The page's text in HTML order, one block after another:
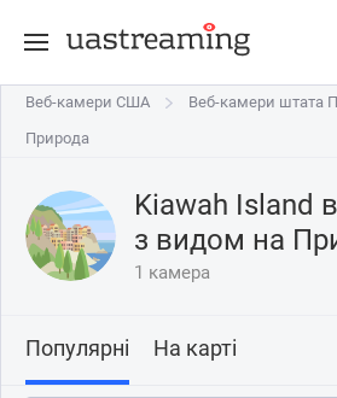
Веб-камери США Веб-камери штата
Природа
Веб-камери США Веб-камери штата
Kiawah Island
з видом на
1 камера
Популярні На карті